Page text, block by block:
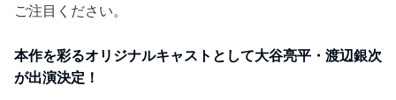
ご注目ください。
本作を彩るオリジナルキャストとして大谷亮平・渡辺銀次
が出演決定！